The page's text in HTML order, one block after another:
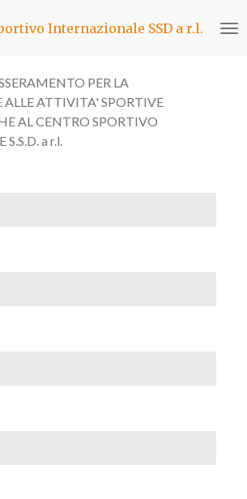
Internazionale SSD a r.l.
PER LA
ALLE ATTIVITA' SPORTIVE
AL CENTRO SPORTIVO
a r.l.